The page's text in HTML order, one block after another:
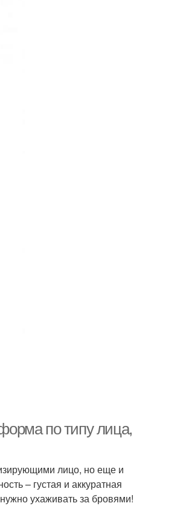
по типу лица,
лицо, но еще и
– густая и аккуратная
ухаживать за бровями!